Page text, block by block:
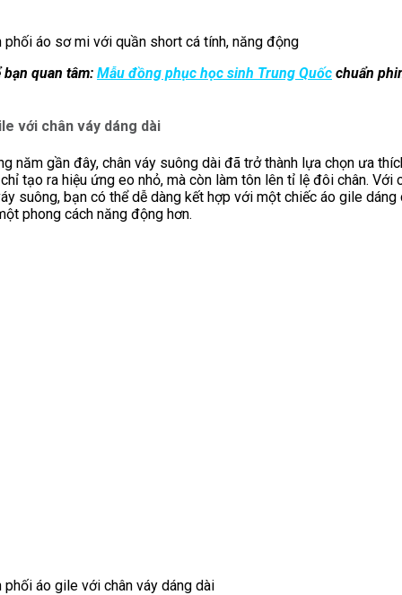
phối áo sơ mi với quần short cá tính, năng động
bạn quan tâm: Mẫu đồng phục học sinh Trung Quốc chuẩn
với chân váy dáng dài
năm gần đây, chân váy suông dài đã trở thành lựa chọn ưa
tạo ra hiệu ứng eo nhỏ, mà còn làm tôn lên tỉ lệ đôi chân. Với
suông, bạn có thể dễ dàng kết hợp với một chiếc áo gile
phong cách năng động hơn.
phối áo gile với chân váy dáng dài